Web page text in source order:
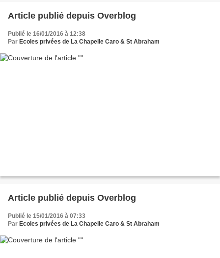
Article publié depuis Overblog
Publié le 16/01/2016 à 12:38
Par Ecoles privées de La Chapelle Caro & St Abraham
Article publié depuis Overblog
Publié le 15/01/2016 à 07:33
Par Ecoles privées de La Chapelle Caro & St Abraham